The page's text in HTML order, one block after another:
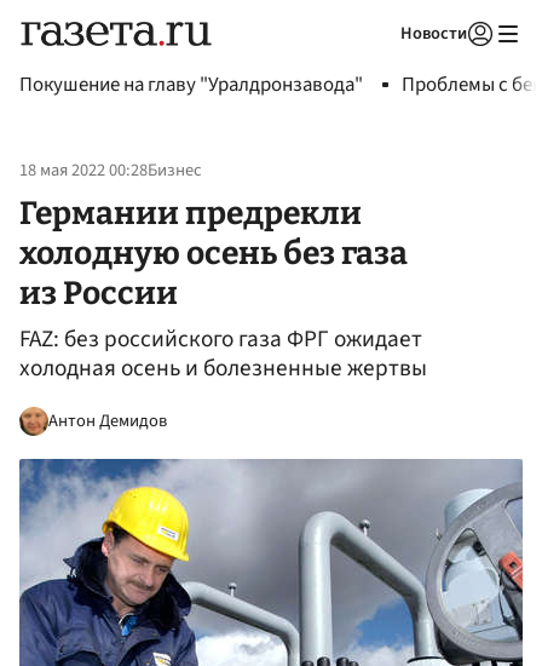
Новости
Покушение на главу "Уралдронзавода" Проблемы с
18 мая 2022 00:28Бизнес
Германии предрекли
холодную осень без газа
из России
FAZ: без российского газа ФРГ ожидает
холодная осень и болезненные жертвы
Антон Демидов